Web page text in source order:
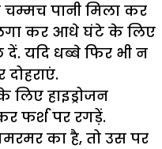
चम्मच पानी मिला कर
कर आधे घंटे के लिए
यदि धब्बे फिर भी न
दोहराएं.
हाइड्रोजन
फर्श पर रगड़ें.
का है, तो उस पर